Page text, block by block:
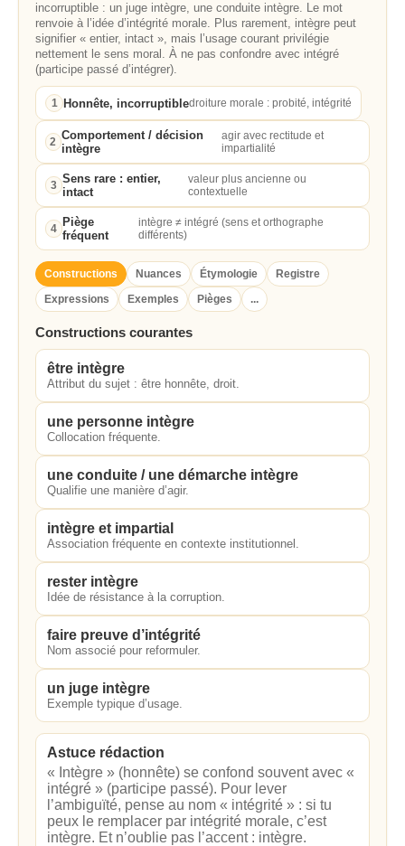
incorruptible : un juge intègre, une conduite intègre. Le mot
renvoie à l’idée d’intégrité morale. Plus rarement, intègre peut
signifier « entier, intact », mais l’usage courant privilégie
nettement le sens moral. À ne pas confondre avec intégré
(participe passé d’intégrer).
1 Honnête, incorruptibledroiture morale : probité, intégrité
2 Comportement / décision
intègre
agir avec rectitude et
impartialité
3 Sens rare : entier,
intact
valeur plus ancienne ou
contextuelle
4 Piège
fréquent
intègre ≠ intégré (sens et orthographe
différents)
Constructions Nuances Étymologie
Registre
Expressions
Exemples Pièges ...
Constructions courantes
être intègre
Attribut du sujet : être honnête, droit.
une personne intègre
Collocation fréquente.
une conduite / une démarche intègre
Qualifie une manière d’agir.
intègre et impartial
Association fréquente en contexte institutionnel.
rester intègre
Idée de résistance à la corruption.
faire preuve d’intégrité
Nom associé pour reformuler.
un juge intègre
Exemple typique d’usage.
Astuce rédaction
« Intègre » (honnête) se confond souvent avec «
intégré » (participe passé). Pour lever
l’ambiguïté, pense au nom « intégrité » : si tu
peux le remplacer par intégrité morale, c’est
intègre. Et n’oublie pas l’accent : intègre.